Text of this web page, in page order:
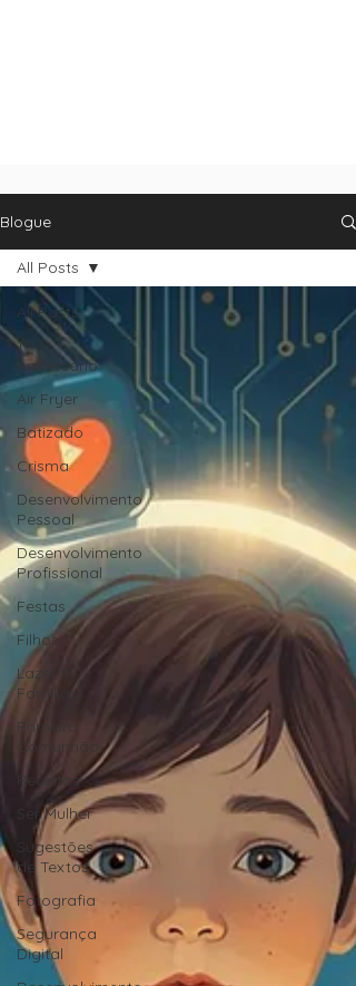
Blogue
All Posts
1.º
Aniversário
Air Fryer
Batizado
Crisma
Desenvolvimento
Pessoal
Desenvolvimento
Profissional
Festas
Filhos
Lazer e
Família
Primeira
Comunhão
Receitas
Ser Mulher
Sugestões
de Textos
Fotografia
Segurança
Digital
All Posts